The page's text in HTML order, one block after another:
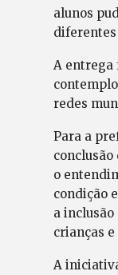
alunos
diferentes
A entrega
redes
Para a
conclusão
o
condição
a
crianças
A